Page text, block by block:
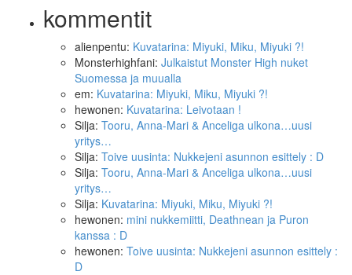
kommentit
alienpentu: Kuvatarina: Miyuki, Miku, Miyuki ?!
Monsterhighfani: Julkaistut Monster High nuket
Suomessa ja muualla
em: Kuvatarina: Miyuki, Miku, Miyuki ?!
hewonen: Kuvatarina: Leivotaan !
Silja: Tooru, Anna-Mari & Anceliga ulkona…uusi
yritys…
Silja: Toive uusinta: Nukkejeni asunnon esittely : D
Silja: Tooru, Anna-Mari & Anceliga ulkona…uusi
yritys…
Silja: Kuvatarina: Miyuki, Miku, Miyuki ?!
hewonen: mini nukkemiitti, Deathnean ja Puron
kanssa : D
hewonen: Toive uusinta: Nukkejeni asunnon esittely :
D